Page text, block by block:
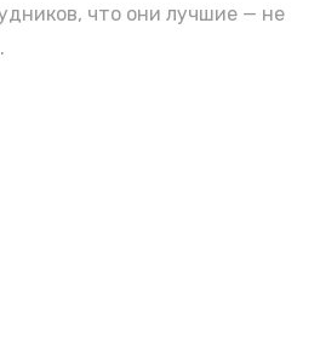
что они лучшие — не